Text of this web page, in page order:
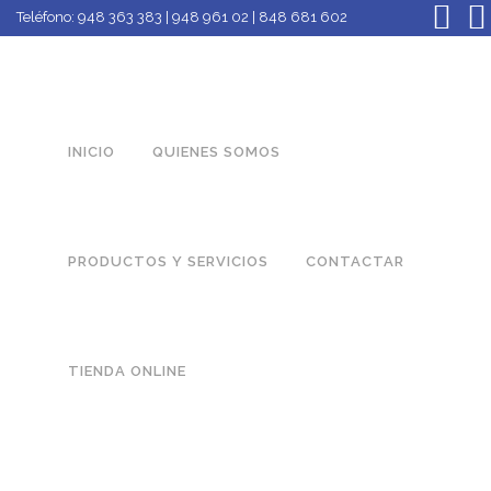
Teléfono: 948 363 383 | 948 961 02 | 848 681 602
INICIO QUIENES SOMOS
PRODUCTOS Y SERVICIOS CONTACTAR
TIENDA ONLINE